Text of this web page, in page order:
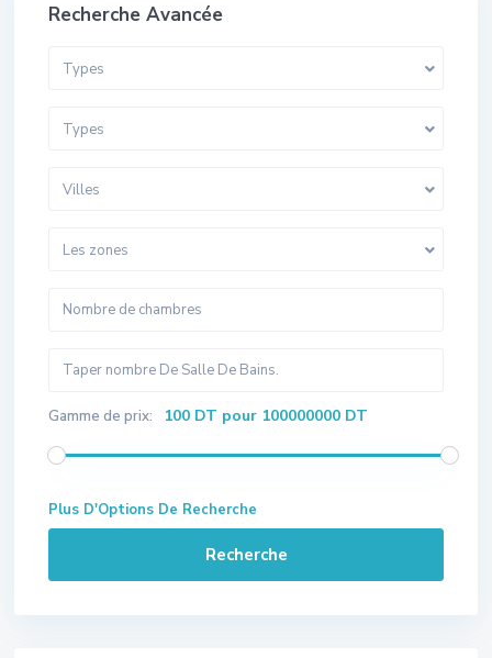
Recherche Avancée
Types
Types
Villes
Les zones
Gamme de prix: 100 DT pour 100000000 DT
Plus D'Options De Recherche
Recherche